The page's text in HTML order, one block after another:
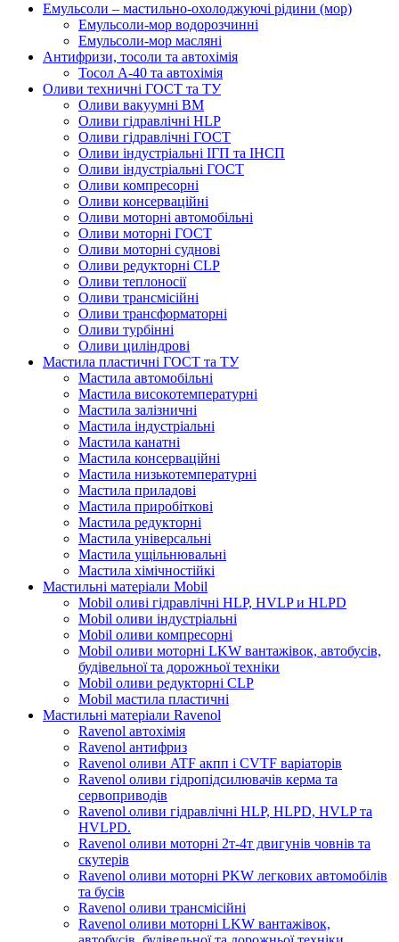
Емульсоли – мастильно-охолоджуючі рідини (мор)
Емульсоли-мор водорозчинні
Емульсоли-мор масляні
Антифризи, тосоли та автохімія
Тосол А-40 та автохімія
Оливи техничні ГОСТ та ТУ
Оливи вакуумні ВМ
Оливи гідравлічні HLP
Оливи гідравлічні ГОСТ
Оливи індустріальні ІГП та ІНСП
Оливи індустріальні ГОСТ
Оливи компресорні
Оливи консерваційні
Оливи моторні автомобільні
Оливи моторні ГОСТ
Оливи моторні суднові
Оливи редукторні CLP
Оливи теплоносії
Оливи трансмісійні
Оливи трансформаторні
Оливи турбінні
Оливи циліндрові
Мастила пластичні ГОСТ та ТУ
Мастила автомобільні
Мастила високотемпературні
Мастила залізничні
Мастила індустріальні
Мастила канатні
Мастила консерваційні
Мастила низькотемпературні
Мастила приладові
Мастила приробіткові
Мастила редукторні
Мастила універсальні
Мастила ущільнювальні
Мастила хімічностійкі
Мастильні матеріали Mobil
Mobil оливі гідравлічні HLP, HVLP и HLPD
Mobil оливи індустріальні
Mobil оливи компресорні
Mobil оливи моторні LKW вантажівок, автобусів,
будівельної та дорожньої техніки
Mobil оливи редукторні CLP
Mobil мастила пластичні
Мастильні матеріали Ravenol
Ravenol автохімія
Ravenol антифриз
Ravenol оливи ATF акпп і CVTF варіаторів
Ravenol оливи гідропідсилювачів керма та
сервоприводів
Ravenol оливи гідравлічні HLP, HLPD, HVLP та
HVLPD.
Ravenol оливи моторні 2т-4т двигунів човнів та
скутерів
Ravenol оливи моторні PKW легкових автомобілів
та бусів
Ravenol оливи трансмісійні
Ravenol оливи моторні LKW вантажівок,